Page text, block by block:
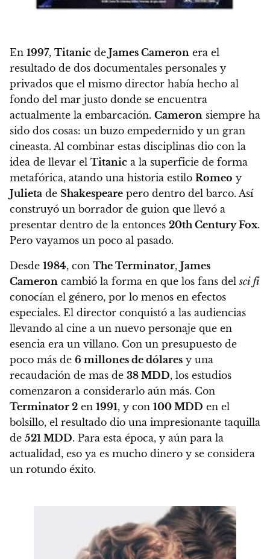
En 1997, Titanic de James Cameron era el
resultado de dos documentales personales y
privados que el mismo director había hecho al
fondo del mar justo donde se encuentra
actualmente la embarcación. Cameron siempre ha
sido dos cosas: un buzo empedernido y un gran
cineasta. Al combinar estas disciplinas dio con la
idea de llevar el Titanic a la superficie de forma
metafórica, atando una historia estilo Romeo y
Julieta de Shakespeare pero dentro del barco. Así
construyó un borrador de guion que llevó a
presentar dentro de la entonces 20th Century Fox.
Pero vayamos un poco al pasado.
Desde 1984, con The Terminator, James
Cameron cambió la forma en que los fans delsci fi
conocían el género, por lo menos en efectos
especiales. El director conquistó a las audiencias
llevando al cine a un nuevo personaje que en
esencia era un villano. Con un presupuesto de
poco más de 6 millones de dólares y una
recaudación de mas de 38 MDD, los estudios
comenzaron a considerarlo aún más. Con
Terminator 2 en 1991, y con 100 MDD en el
bolsillo, el resultado dio una impresionante taquilla
de 521 MDD. Para esta época, y aún para la
actualidad, eso ya es mucho dinero y se considera
un rotundo éxito.